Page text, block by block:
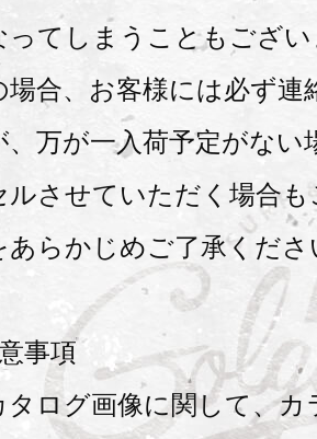
ってしまうこともござ
場合、お客様には必ず連
、万が一入荷予定がない
ルさせていただく場合
あらかじめご了承くださ
事項
タログ画像に関して、